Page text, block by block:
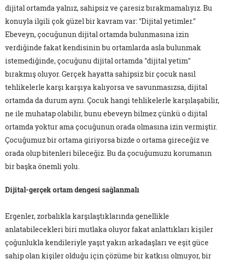
dijital ortamda yalnız, sahipsiz ve çaresiz bırakmamalıyız. Bu
konuyla ilgili çok güzel bir kavram var: "Dijital yetimler."
Ebeveyn, çocuğunun dijital ortamda bulunmasına izin
verdiğinde fakat kendisinin bu ortamlarda asla bulunmak
istemediğinde, çocuğunu dijital ortamda "dijital yetim"
bırakmış oluyor. Gerçek hayatta sahipsiz bir çocuk nasıl
tehlikelerle karşı karşıya kalıyorsa ve savunmasızsa, dijital
ortamda da durum aynı. Çocuk hangi tehlikelerle karşılaşabilir,
ne ile muhatap olabilir, bunu ebeveyn bilmez çünkü o dijital
ortamda yoktur ama çocuğunun orada olmasına izin vermiştir.
Çocuğumuz bir ortama giriyorsa bizde o ortama gireceğiz ve
orada olup bitenleri bileceğiz. Bu da çocuğumuzu korumanın
bir başka önemli yolu.
Dijital-gerçek ortam dengesi sağlanmalı
Ergenler, zorbalıkla karşılaştıklarında genellikle
anlatabilecekleri biri mutlaka oluyor fakat anlattıkları kişiler
çoğunlukla kendileriyle yaşıt yakın arkadaşları ve eşit güce
sahip olan kişiler olduğu için çözüme bir katkısı olmuyor, bir